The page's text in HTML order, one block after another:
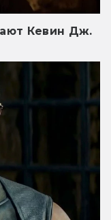
Кевин Дж.